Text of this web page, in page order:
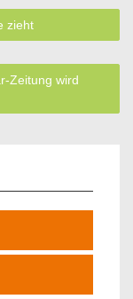
zieht
Zeitung wird